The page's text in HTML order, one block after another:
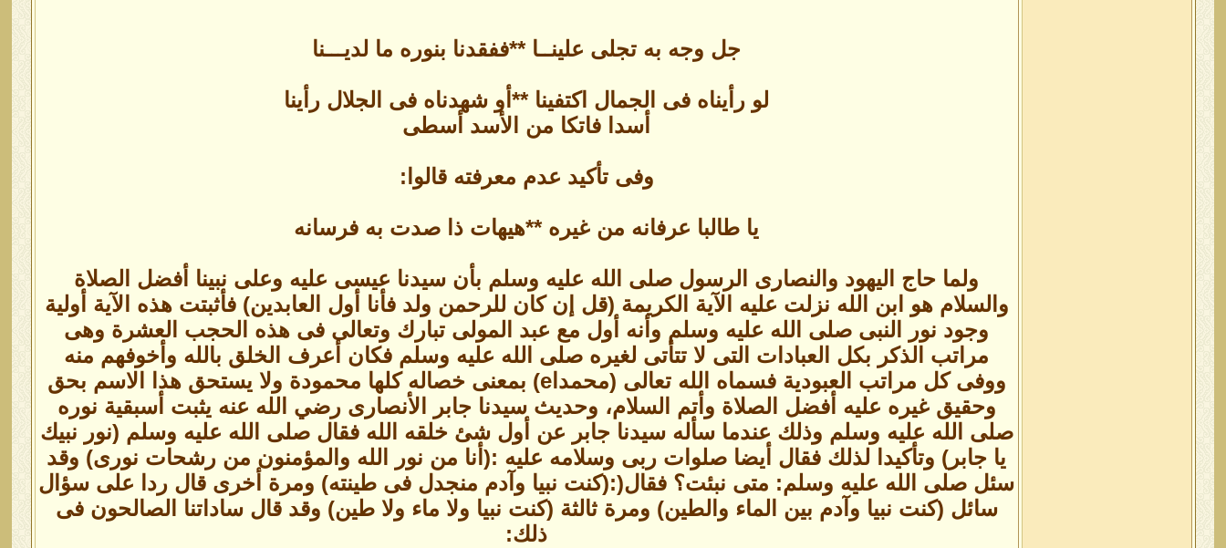
جل وجه به تجلى علينــا **ففقدنا بنوره ما لديـــنا
لو رأيناه فى الجمال اكتفينا **أو شهدناه فى الجلال رأينا
أسدا فاتكا من الأسد أسطى
وفى تأكيد عدم معرفته قالوا:
يا طالبا عرفانه من غيره **هيهات ذا صدت به فرسانه
ولما حاج اليهود والنصارى الرسول صلى الله عليه وسلم بأن سيدنا عيسى عليه وعلى نبينا أفضل الصلاة
والسلام هو ابن الله نزلت عليه الآية الكريمة (قل إن كان للرحمن ولد فأنا أول العابدين) فأثبتت هذه الآية أولية
وجود نور النبى صلى الله عليه وسلم وأنه أول مع عبد المولى تبارك وتعالى فى هذه الحجب العشرة وهى
مراتب الذكر بكل العبادات التى لا تتأتى لغيره صلى الله عليه وسلم فكان أعرف الخلق بالله وأخوفهم منه
ووفى كل مراتب العبودية فسماه الله تعالى (محمداe) بمعنى خصاله كلها محمودة ولا يستحق هذا الاسم بحق
وحقيق غيره عليه أفضل الصلاة وأتم السلام، وحديث سيدنا جابر الأنصارى رضي الله عنه يثبت أسبقية نوره
صلى الله عليه وسلم وذلك عندما سأله سيدنا جابر عن أول شئ خلقه الله فقال صلى الله عليه وسلم (نور نبيك
يا جابر) وتأكيدا لذلك فقال أيضا صلوات ربى وسلامه عليه :(أنا من نور الله والمؤمنون من رشحات نورى) وقد
سئل صلى الله عليه وسلم: متى نبئت؟ فقال(:(كنت نبيا وآدم منجدل فى طينته) ومرة أخرى قال ردا على سؤال
سائل (كنت نبيا وآدم بين الماء والطين) ومرة ثالثة (كنت نبيا ولا ماء ولا طين) وقد قال ساداتنا الصالحون فى
ذلك: